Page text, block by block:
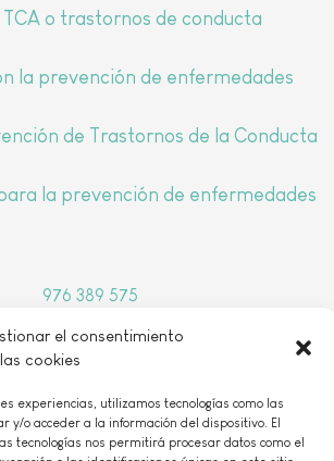
el consentimiento
cookies
experiencias, utilizamos tecnologías como las
y/o acceder a la información del dispositivo. El
tecnologías nos permitirá procesar datos como el
976 389 575
157, 1 oB 50001 Zaragoza
TCA o trastornos de conducta
la prevención de enfermedades
de Trastornos de la Conducta
la prevención de enfermedades